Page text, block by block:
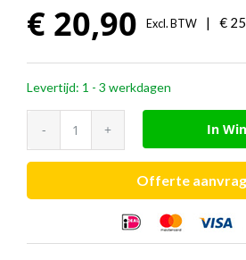
€ 20,90 Excl. BTW | €
Levertijd: 1 - 3 werkdagen
draagtas
SC
aantal
In
Offerte